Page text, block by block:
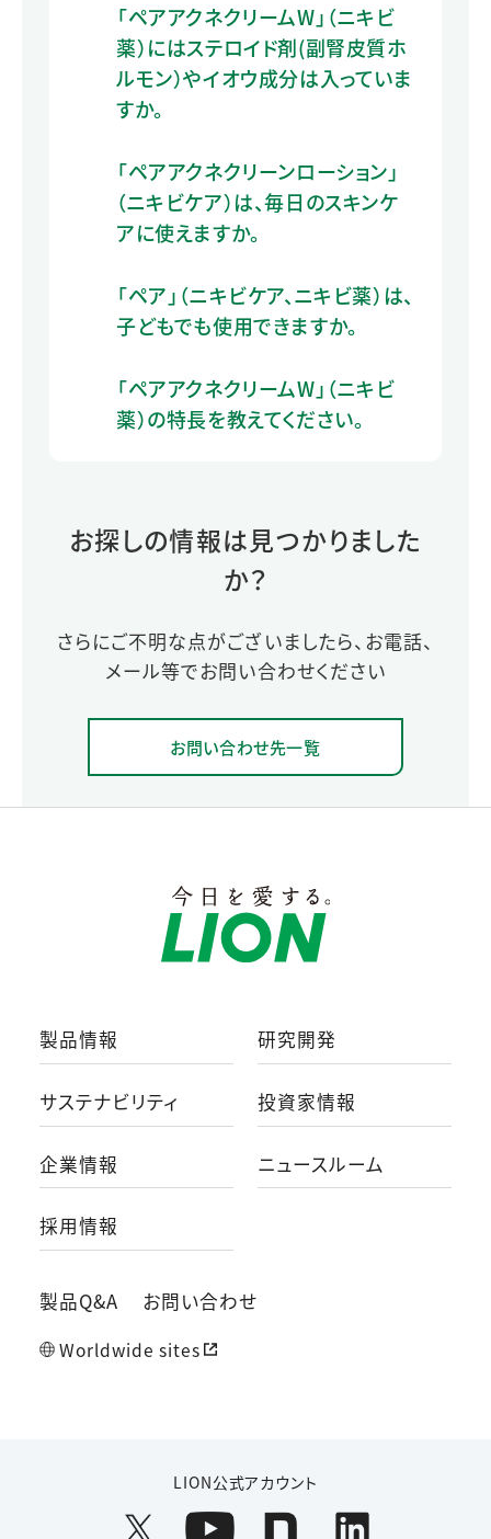
「ペアアクネクリームW」（ニキビ
薬）にはステロイド剤(副腎皮質ホ
ルモン）やイオウ成分は入っていま
すか。
「ペアアクネクリーンローション」
（ニキビケア）は、毎日のスキンケ
アに使えますか。
「ペア」（ニキビケア、ニキビ薬）は、
子どもでも使用できますか。
「ペアアクネクリームW」（ニキビ
薬）の特長を教えてください。
お探しの情報は見つかりました
か？
さらにご不明な点がございましたら、お電話、
メール等でお問い合わせください
お問い合わせ先一覧
製品情報 研究開発
サステナビリティ 投資家情報
企業情報 ニュースルーム
採用情報
製品Q&A お問い合わせ
Worldwide sites
LION公式アカウント